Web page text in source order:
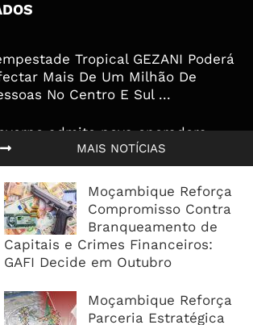
MAIS NOTÍCIAS
Moçambique Reforça
Compromisso Contra
Branqueamento de
Capitais e Crimes Financeiros:
GAFI Decide em Outubro
Moçambique Reforça
Parceria Estratégica
Tropical GEZANI Poderá
Mais De Um Milhão De
No Centro E Sul ...
admite nova operadora
a Mozal após suspensão das
do Standard Bank pede ao
que “saia do caminho” e
os negócios
Todos Direitos Reservados.